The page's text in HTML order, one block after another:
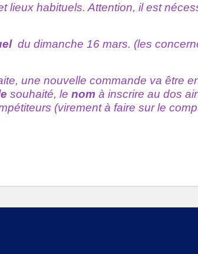
lieux habituels. Attention, il est
du dimanche 16 mars. (les
une nouvelle commande va être
souhaité, le nom à inscrire au dos
(virement à faire sur le